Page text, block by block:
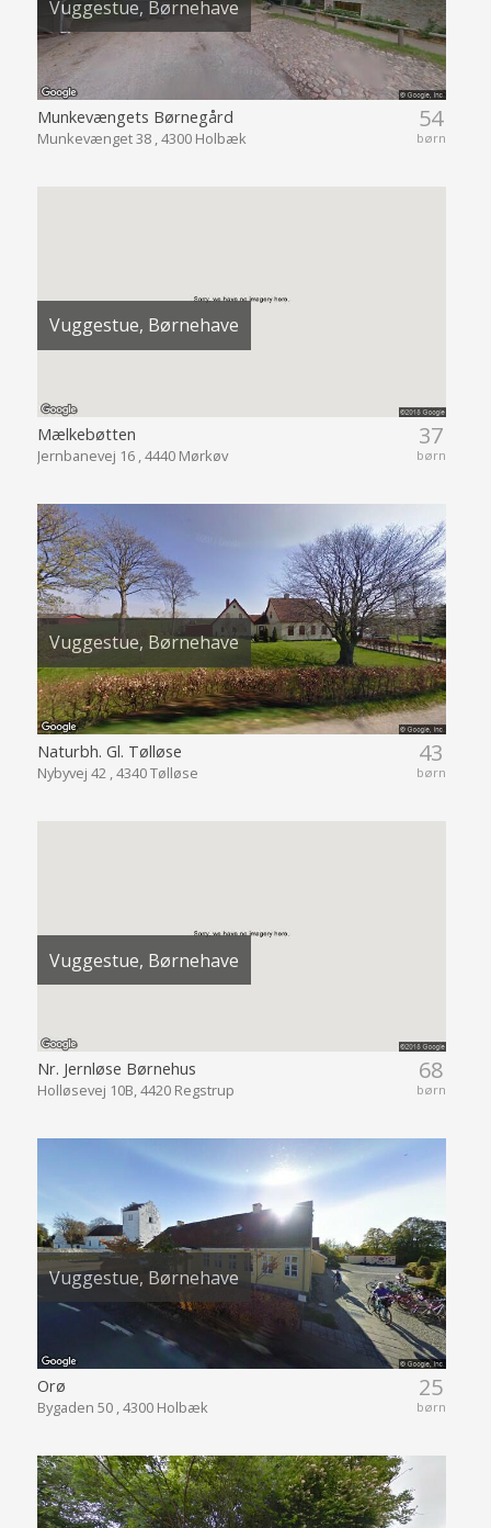
Vuggestue, Børnehave
54
børn
Munkevængets Børnegård
Munkevænget 38 , 4300 Holbæk
Vuggestue, Børnehave
37
børn
Mælkebøtten
Jernbanevej 16 , 4440 Mørkøv
Vuggestue, Børnehave
43
børn
Naturbh. Gl. Tølløse
Nybyvej 42 , 4340 Tølløse
Vuggestue, Børnehave
68
børn
Nr. Jernløse Børnehus
Holløsevej 10B, 4420 Regstrup
Vuggestue, Børnehave
25
børn
Orø
Bygaden 50 , 4300 Holbæk